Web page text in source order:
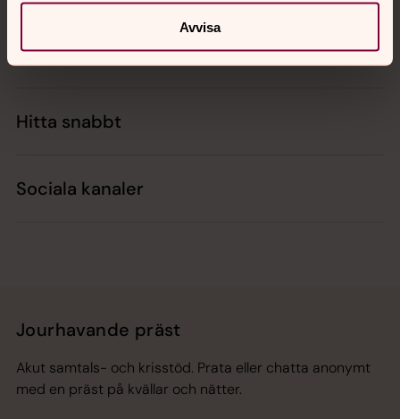
Avvisa
Kalender
Hitta snabbt
Sociala kanaler
Jourhavande präst
Akut samtals- och krisstöd. Prata eller chatta anonymt
med en präst på kvällar och nätter.